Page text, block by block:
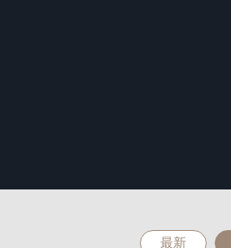
最新